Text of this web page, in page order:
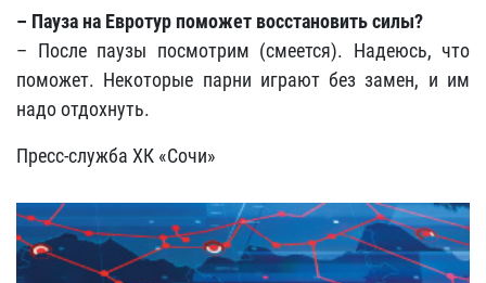
– Пауза на Евротур поможет восстановить силы?
– После паузы посмотрим (смеется). Надеюсь, что
поможет. Некоторые парни играют без замен, и им
надо отдохнуть.
Пресс-служба ХК «Сочи»